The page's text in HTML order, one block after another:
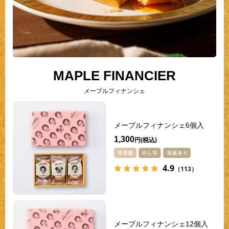
MAPLE FINANCIER
メープルフィナンシェ
メープルフィナンシェ6個入
1,300円
4.9 （113）
メープルフィナンシェ12個入